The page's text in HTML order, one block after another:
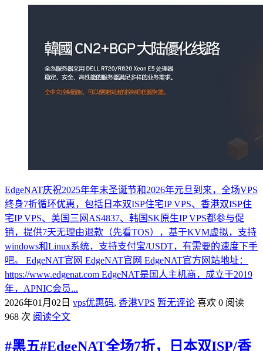
EdgeNAT庆祝2025年年末圣诞节和2026年元旦到来，全场VPS
终身7折循环优惠，包括日本双ISP住宅IP VPS、香港双ISP住
宅IP VPS、美国三网AS4837、韩国SK原生IP VPS都参与促
销，提供7天无理由退款（先看TOS），基于KVM虚拟，支持
windows和Linux系统，支持支付宝/USDT，有需要的速度下手
吧。 EdgeNAT官网 EdgeNAT官网 EdgeNAT官方网站地址：
https://www.edgenat.com EdgeNAT是国人主机商，成立于2019
年，APNIC会员...
2026年01月02日 vps优惠码, 香港VPS 暂无评论 喜欢 0 阅读
968 次 阅读全文
#黑五#EdgeNAT全场7折，日本双ISP/香